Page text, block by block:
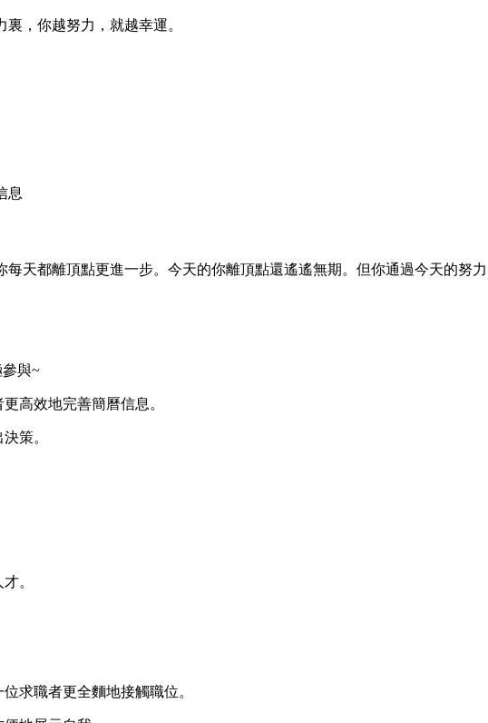
，你越努力，就越幸運。
息
天都離頂點更進一步。今天的你離頂點還遙遙無期。但你通過今天的努
與~
高效地完善簡曆信息。
策。
。
求職者更全麵地接觸職位。